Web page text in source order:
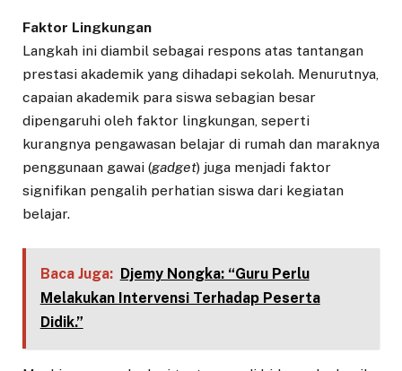
Faktor Lingkungan
Langkah ini diambil sebagai respons atas tantangan
prestasi akademik yang dihadapi sekolah. Menurutnya,
capaian akademik para siswa sebagian besar
dipengaruhi oleh faktor lingkungan, seperti
kurangnya pengawasan belajar di rumah dan maraknya
penggunaan gawai (gadget) juga menjadi faktor
signifikan pengalih perhatian siswa dari kegiatan
belajar.
Baca Juga: Djemy Nongka: “Guru Perlu
Melakukan Intervensi Terhadap Peserta
Didik.”